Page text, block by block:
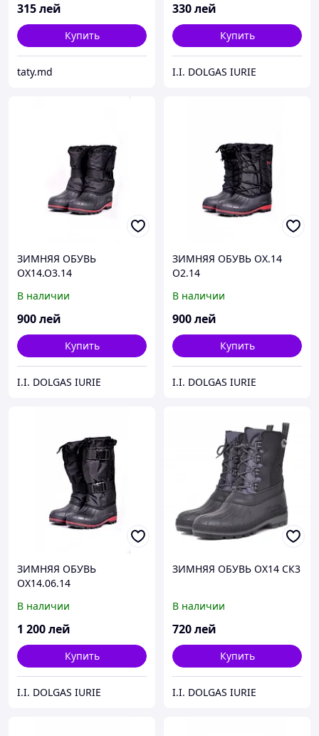
315лей
Купить
taty.md
330лей
Купить
I.I. DOLGAS IURIE
ЗИМНЯЯ ОБУВЬ
ОХ14.О3.14
В наличии
900лей
Купить
I.I. DOLGAS IURIE
ЗИМНЯЯ ОБУВЬ ОХ.14
О2.14
В наличии
900лей
Купить
I.I. DOLGAS IURIE
ЗИМНЯЯ ОБУВЬ
ОХ14.06.14
В наличии
1 200лей
Купить
I.I. DOLGAS IURIE
ЗИМНЯЯ ОБУВЬ ОХ14 СК3
В наличии
720лей
Купить
I.I. DOLGAS IURIE